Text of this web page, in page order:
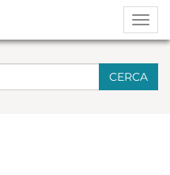
CERCA